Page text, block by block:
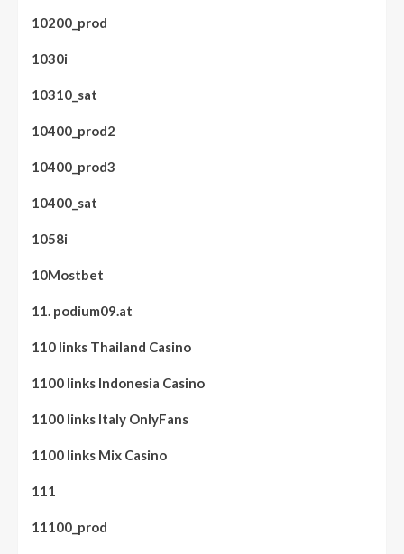
10200_prod
1030i
10310_sat
10400_prod2
10400_prod3
10400_sat
1058i
10Mostbet
11. podium09.at
110 links Thailand Casino
1100 links Indonesia Casino
1100 links Italy OnlyFans
1100 links Mix Casino
111
11100_prod